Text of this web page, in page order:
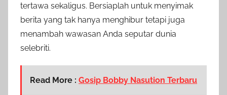
tertawa sekaligus. Bersiaplah untuk menyimak
berita yang tak hanya menghibur tetapi juga
menambah wawasan Anda seputar dunia
selebriti.
Read More : Gosip Bobby Nasution Terbaru